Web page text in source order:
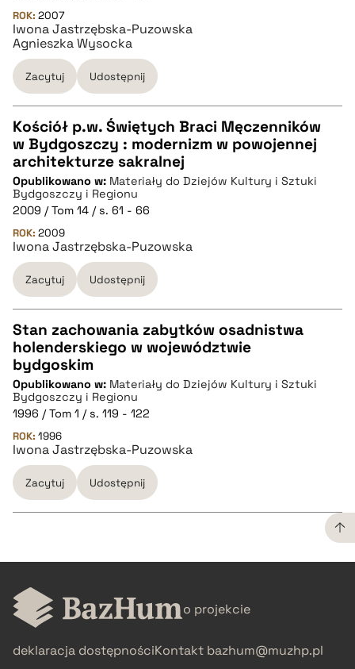
BIBTEX
pobierz cytat
ROK: 2007
Iwona Jastrzębska-Puzowska
Agnieszka Wysocka
Zacytuj Udostępnij
CZYSTY TEKST
pobierz cytat
BIBTEX
pobierz cytat
Kościół p.w. Świętych Braci Męczenników
w Bydgoszczy : modernizm w powojennej
architekturze sakralnej
Opublikowano w: Materiały do Dziejów Kultury i Sztuki
Bydgoszczy i Regionu
2009 / Tom 14 / s. 61 - 66
ROK: 2009
Iwona Jastrzębska-Puzowska
Zacytuj Udostępnij
CZYSTY TEKST
pobierz cytat
BIBTEX
pobierz cytat
Stan zachowania zabytków osadnistwa
holenderskiego w województwie
bydgoskim
Opublikowano w: Materiały do Dziejów Kultury i Sztuki
Bydgoszczy i Regionu
1996 / Tom 1 / s. 119 - 122
ROK: 1996
Iwona Jastrzębska-Puzowska
Zacytuj Udostępnij
CZYSTY TEKST
pobierz cytat
BIBTEX
o projekcie
deklaracja dostępnościKontakt bazhum@muzhp.pl